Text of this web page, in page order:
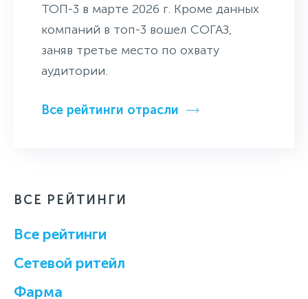
ТОП-3 в марте 2026 г. Кроме данных
компаний в топ-3 вошел СОГАЗ,
заняв третье место по охвату
аудитории.
Все рейтинги отрасли
ВСЕ РЕЙТИНГИ
Все рейтинги
Cетевой ритейл
Фарма